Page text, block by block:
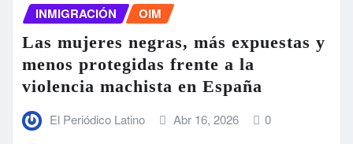
INMIGRACIÓN
OIM
Las mujeres negras, más expuestas y
menos protegidas frente a la
violencia machista en España
El Periódico Latino Abr 16, 2026 0